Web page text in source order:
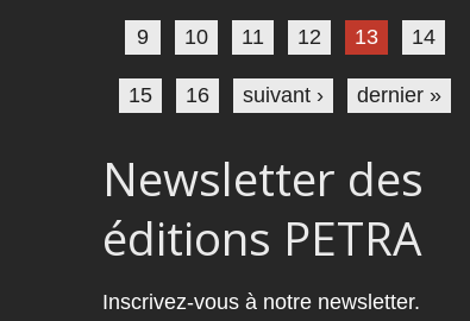
9 10 11 12 13 14
15 16 suivant › dernier »
Newsletter des
éditions PETRA
Inscrivez-vous à notre newsletter.